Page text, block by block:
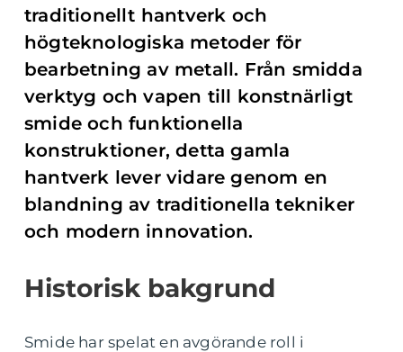
traditionellt hantverk och
högteknologiska metoder för
bearbetning av metall. Från smidda
verktyg och vapen till konstnärligt
smide och funktionella
konstruktioner, detta gamla
hantverk lever vidare genom en
blandning av traditionella tekniker
och modern innovation.
Historisk bakgrund
Smide har spelat en avgörande roll i